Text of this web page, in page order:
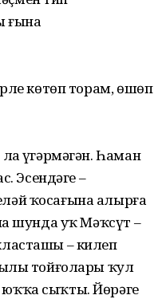
ғына
көтөп торам, өшөп
үҙгәрмәгән. Һаман
Эсендәге –
ҡосағына алырға
шунда уҡ Мәҡсүт –
– килеп
тойғолары ҡул
сыҡты. Йөрәге